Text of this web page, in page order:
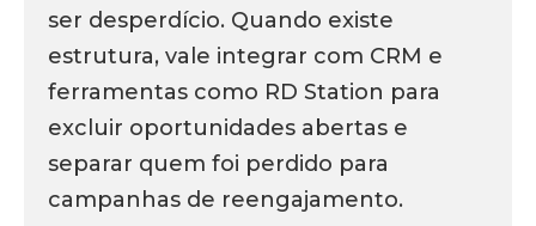
ser desperdício. Quando existe
estrutura, vale integrar com CRM e
ferramentas como RD Station para
excluir oportunidades abertas e
separar quem foi perdido para
campanhas de reengajamento.